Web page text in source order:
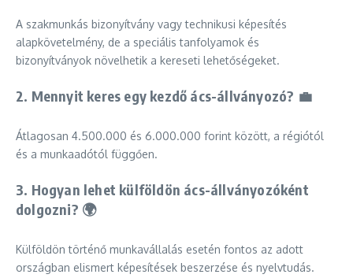
A szakmunkás bizonyítvány vagy technikusi képesítés
alapkövetelmény, de a speciális tanfolyamok és
bizonyítványok növelhetik a kereseti lehetőségeket.
2. Mennyit keres egy kezdő ács-állványozó? 💼
Átlagosan 4.500.000 és 6.000.000 forint között, a régiótól
és a munkaadótól függően.
3. Hogyan lehet külföldön ács-állványozóként
dolgozni? 🌍
Külföldön történő munkavállalás esetén fontos az adott
országban elismert képesítések beszerzése és nyelvtudás.